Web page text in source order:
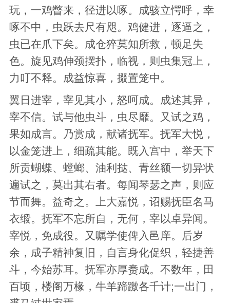
玩，一鸡瞥来，径进以啄。成骇立愕呼，幸
啄不中，虫跃去尺有咫。鸡健进，逐逼之，
虫已在爪下矣。成仓猝莫知所救，顿足失
色。旋见鸡伸颈摆扑，临视，则虫集冠上，
力叮不释。成益惊喜，掇置笼中。
翼日进宰，宰见其小，怒呵成。成述其异，
宰不信。试与他虫斗，虫尽靡。又试之鸡，
果如成言。乃赏成，献诸抚军。抚军大悦，
以金笼进上，细疏其能。既入宫中，举天下
所贡蝴蝶、螳螂、油利挞、青丝额一切异状
遍试之，莫出其右者。每闻琴瑟之声，则应
节而舞。益奇之。上大嘉悦，诏赐抚臣名马
衣缎。抚军不忘所自，无何，宰以卓异闻。
宰悦，免成役。又嘱学使俾入邑庠。后岁
余，成子精神复旧，自言身化促织，轻捷善
斗，今始苏耳。抚军亦厚赉成。不数年，田
百顷，楼阁万椽，牛羊蹄躈各千计;一出门，